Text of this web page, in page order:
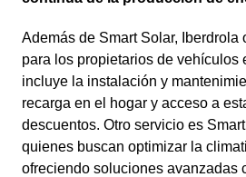
Además de Smart Solar, Iberdrola
para los propietarios de vehículos
incluye la instalación y
recarga en el hogar y acceso a
descuentos. Otro servicio es
quienes buscan optimizar la
ofreciendo soluciones avanzadas